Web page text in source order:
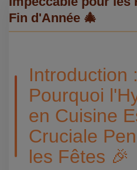
Fin d'Année 🎄
Introduction :
Pourquoi
en Cuisine
Cruciale
les Fêtes 🎉